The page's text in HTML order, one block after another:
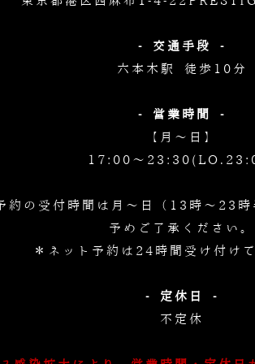
- 交通手段 -
六本木駅 徒歩10分
- 営業時間 -
【月～日】
17:00～
約の受付時間は月～日（13時～23
予めご了承ください。
＊ネット予約は24時間受け付け
- 定休日 -
不定休